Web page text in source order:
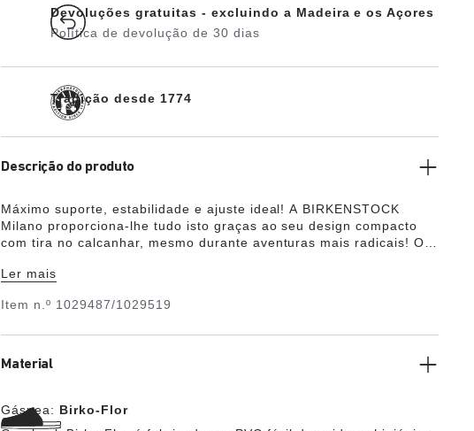
Devoluções gratuitas - excluindo a Madeira e os Açores
Política de devolução de 30 dias
Tradição desde 1774
Descrição do produto
Máximo suporte, estabilidade e ajuste ideal! A BIRKENSTOCK
Milano proporciona-lhe tudo isto graças ao seu design compacto
com tira no calcanhar, mesmo durante aventuras mais radicais! O
Flor®, não agressivo para a pele e resistente, com visual elegante
Ler mais
Item n.º 1029487/1029519
Material
Gáspea: Birko-Flor